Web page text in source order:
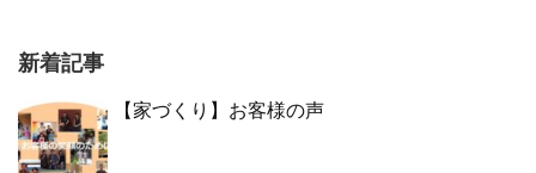
新着記事
【家づくり】お客様の声